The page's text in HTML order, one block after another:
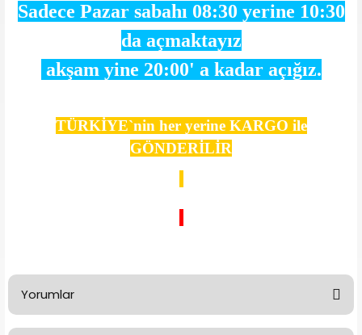
Sadece Pazar sabahı 08:30 yerine 10:30
da açmaktayız
akşam yine 20:00' a kadar açığız.
TÜRKİYE`nin her yerine KARGO ile
GÖNDERİLİR
Yorumlar